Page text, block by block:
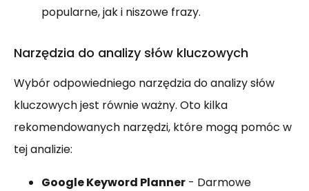
popularne, jak i niszowe frazy.
Narzędzia do analizy słów kluczowych
Wybór odpowiedniego narzędzia do analizy słów
kluczowych jest równie ważny. Oto kilka
rekomendowanych narzędzi, które mogą pomóc w
tej analizie:
Google Keyword Planner - Darmowe